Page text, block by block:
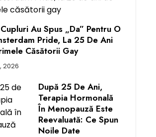
Au Spus „da” Pentru O
Pride, La 25 De Ani
Căsătorii Gay
2026
După 25 De Ani,
Terapia Hormonală
În Menopauză Este
Reevaluată: Ce Spun
Noile Date